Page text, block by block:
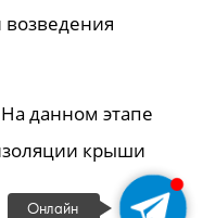
возведения
данном этапе
крыши
Онлайн